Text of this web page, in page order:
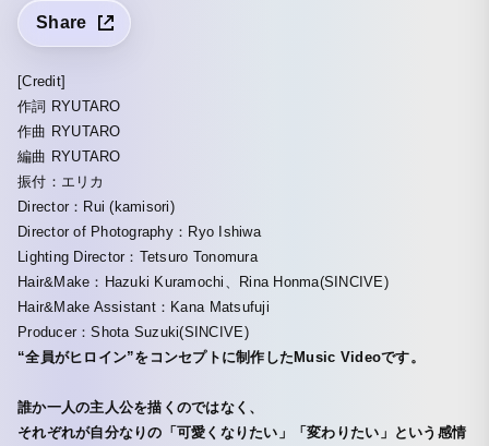
Share
[Credit]
作詞 RYUTARO
作曲 RYUTARO
編曲 RYUTARO
振付：エリカ
Director：Rui (kamisori)
Director of Photography：Ryo Ishiwa
Lighting Director：Tetsuro Tonomura
Hair&Make：Hazuki Kuramochi、Rina Honma(SINCIVE)
Hair&Make Assistant：Kana Matsufuji
Producer：Shota Suzuki(SINCIVE)
“全員がヒロイン”をコンセプトに制作したMusic Videoです。
誰か一人の主人公を描くのではなく、
それぞれが自分なりの「可愛くなりたい」「変わりたい」という感情